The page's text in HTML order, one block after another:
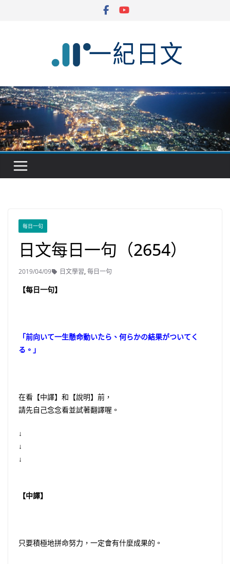
每日一句
日文每日一句（2654）
2019/04/09 日文學習,每日一句
【每日一句】
「前向いて一生懸命動いたら、何らかの結果がついてく
る。」
在看【中譯】和【說明】前，
請先自己念念看並試著翻譯喔。
↓
↓
↓
【中譯】
只要積極地拼命努力，一定會有什麼成果的。